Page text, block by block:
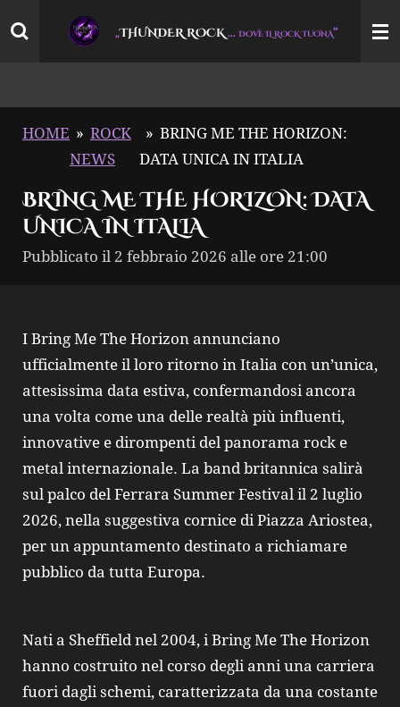
Vai
„THUNDER ROCK…DOVE IL ROCK TUONA“
HOME » ROCK
NEWS
» BRING ME THE HORIZON:
DATA UNICA IN ITALIA
BRING ME THE HORIZON: DATA
UNICA IN ITALIA
Pubblicato il 2 febbraio 2026 alle ore 21:00
I Bring Me The Horizon annunciano
ufficialmente il loro ritorno in Italia con un’unica,
attesissima data estiva, confermandosi ancora
una volta come una delle realtà più influenti,
innovative e dirompenti del panorama rock e
metal internazionale. La band britannica salirà
sul palco del Ferrara Summer Festival il 2 luglio
2026, nella suggestiva cornice di Piazza Ariostea,
per un appuntamento destinato a richiamare
pubblico da tutta Europa.
Nati a Sheffield nel 2004, i Bring Me The Horizon
hanno costruito nel corso degli anni una carriera
fuori dagli schemi, caratterizzata da una costante